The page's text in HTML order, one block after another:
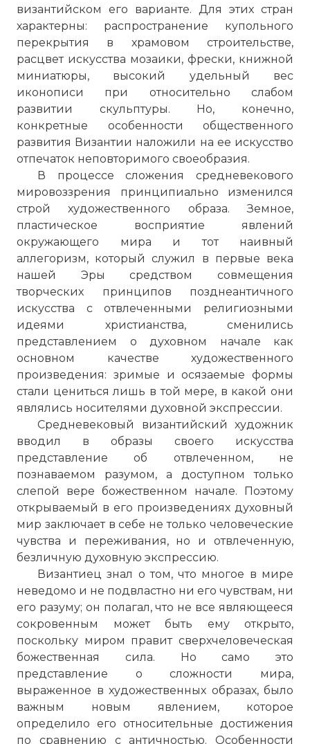
византийском его варианте. Для этих стран
характерны: распространение купольного
перекрытия в храмовом строительстве,
расцвет искусства мозаики, фрески, книжной
миниатюры, высокий удельный вес
иконописи при относительно слабом
развитии скульптуры. Но, конечно,
конкретные особенности общественного
развития Византии наложили на ее искусство
отпечаток неповторимого своеобразия.
В процессе сложения средневекового
мировоззрения принципиально изменился
строй художественного образа. Земное,
пластическое восприятие явлений
окружающего мира и тот наивный
аллегоризм, который служил в первые века
нашей Эры средством совмещения
творческих принципов позднеантичного
искусства с отвлеченными религиозными
идеями христианства, сменились
представлением о духовном начале как
основном качестве художественного
произведения: зримые и осязаемые формы
стали цениться лишь в той мере, в какой они
являлись носителями духовной экспрессии.
Средневековый византийский художник
вводил в образы своего искусства
представление об отвлеченном, не
познаваемом разумом, а доступном только
слепой вере божественном начале. Поэтому
открываемый в его произведениях духовный
мир заключает в себе не только человеческие
чувства и переживания, но и отвлеченную,
безличную духовную экспрессию.
Византиец знал о том, что многое в мире
неведомо и не подвластно ни его чувствам, ни
его разуму; он полагал, что не все являющееся
сокровенным может быть ему открыто,
поскольку миром правит сверхчеловеческая
божественная сила. Но само это
представление о сложности мира,
выраженное в художественных образах, было
важным новым явлением, которое
определило его относительные достижения
по сравнению с античностью. Особенности